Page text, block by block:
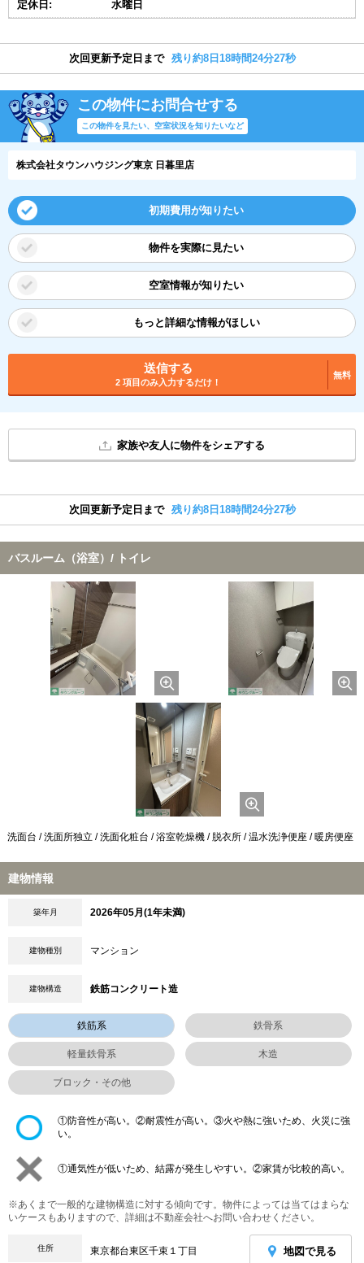
定休日: 水曜日
次回更新予定日まで 残り約8日18時間24分26秒
この物件にお問合せする
この物件を見たい、空室状況を知りたいなど
株式会社タウンハウジング東京 日暮里店
初期費用が知りたい
物件を実際に見たい
空室情報が知りたい
もっと詳細な情報がほしい
送信する
2 項目のみ入力するだけ！
無料
家族や友人に物件をシェアする
次回更新予定日まで 残り約8日18時間24分26秒
バスルーム（浴室）/ トイレ
洗面台 / 洗面所独立 / 洗面化粧台 / 浴室乾燥機 / 脱衣所 / 温水洗浄便座 / 暖房便座
建物情報
築年月 2026年05月(1年未満)
建物種別 マンション
建物構造 鉄筋コンクリート造
鉄筋系 鉄骨系
軽量鉄骨系 木造
ブロック・その他
①防音性が高い。②耐震性が高い。③火や熱に強いため、火災に強
い。
①通気性が低いため、結露が発生しやすい。②家賃が比較的高い。
※あくまで一般的な建物構造に対する傾向です。物件によっては当てはまらな
いケースもありますので、詳細は不動産会社へお問い合わせください。
住所 東京都台東区千束１丁目 地図で見る